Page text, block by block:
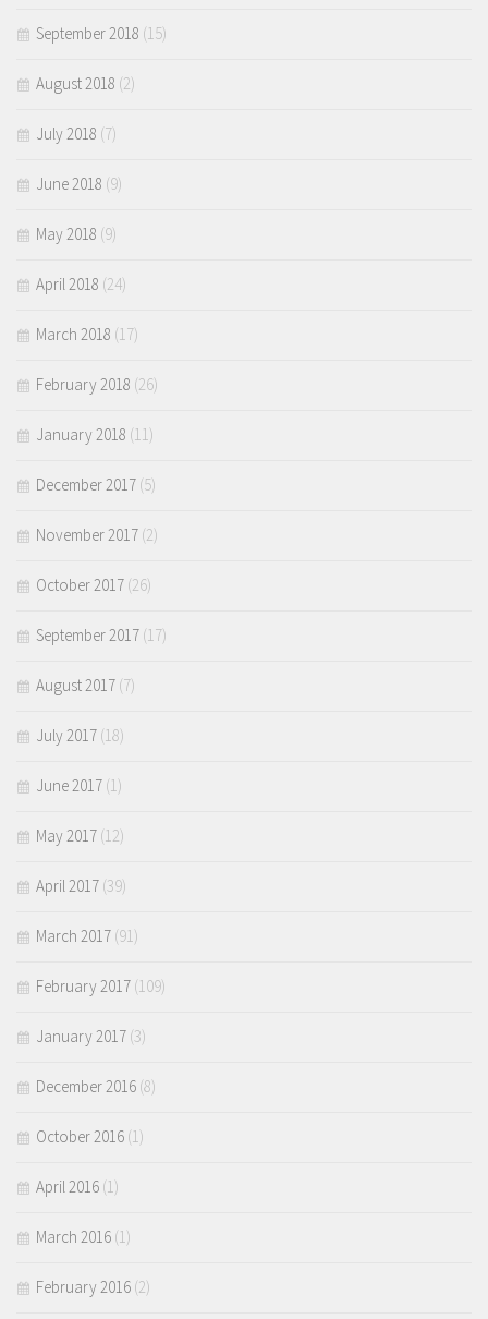
September 2018 (15)
August 2018 (2)
July 2018 (7)
June 2018 (9)
May 2018 (9)
April 2018 (24)
March 2018 (17)
February 2018 (26)
January 2018 (11)
December 2017 (5)
November 2017 (2)
October 2017 (26)
September 2017 (17)
August 2017 (7)
July 2017 (18)
June 2017 (1)
May 2017 (12)
April 2017 (39)
March 2017 (91)
February 2017 (109)
January 2017 (3)
December 2016 (8)
October 2016 (1)
April 2016 (1)
March 2016 (1)
February 2016 (2)